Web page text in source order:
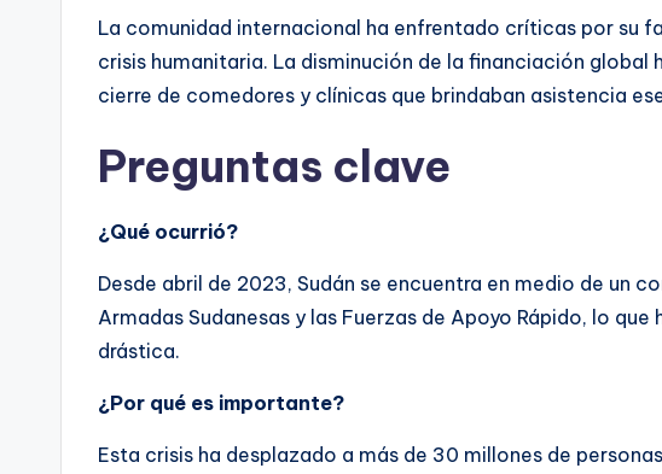
La comunidad internacional ha enfrentado críticas por su
crisis humanitaria. La disminución de la financiación global
cierre de comedores y clínicas que brindaban asistencia
Preguntas clave
¿Qué ocurrió?
Desde abril de 2023, Sudán se encuentra en medio de un
Armadas Sudanesas y las Fuerzas de Apoyo Rápido, lo
drástica.
¿Por qué es importante?
Esta crisis ha desplazado a más de 30 millones de